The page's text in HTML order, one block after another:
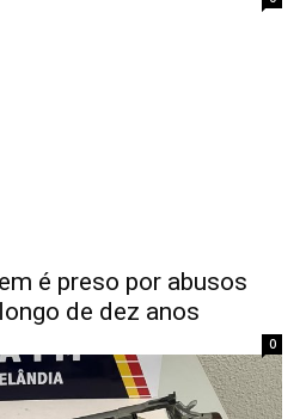
é preso por abusos
de dez anos
0